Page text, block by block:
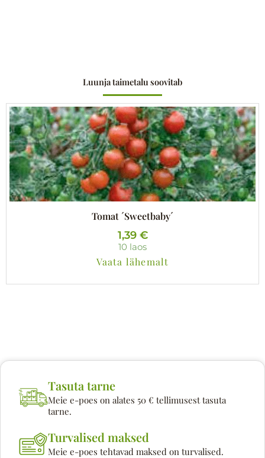
Luunja taimetalu soovitab
Tomat ´Sweetbaby´
1,39 €
10 laos
Vaata lähemalt
Tasuta tarne
Meie e-poes on alates 50 € tellimusest tasuta
tarne.
Turvalised maksed
Meie e-poes tehtavad maksed on turvalised.